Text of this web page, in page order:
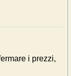
i prezzi,